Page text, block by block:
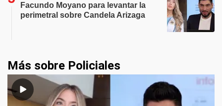
Facundo Moyano para levantar la
perimetral sobre Candela Arizaga
Más sobre Policiales